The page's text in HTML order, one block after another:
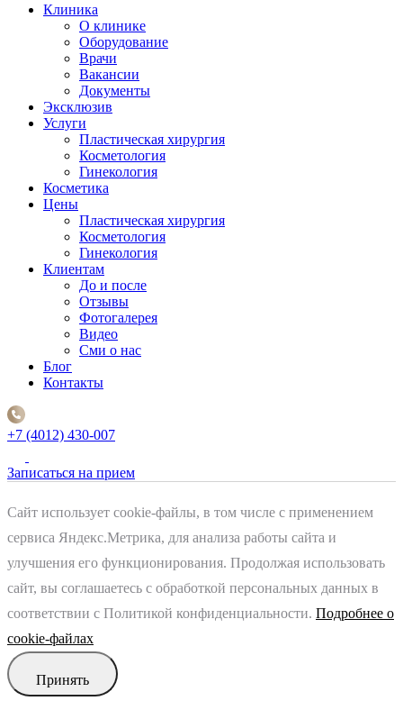
Клиника
О клинике
Оборудование
Врачи
Вакансии
Документы
Эксклюзив
Услуги
Пластическая хирургия
Косметология
Гинекология
Косметика
Цены
Пластическая хирургия
Косметология
Гинекология
Клиентам
До и после
Отзывы
Фотогалерея
Видео
Сми о нас
Блог
Контакты
+7 (4012) 430-007
Записаться на прием
Сайт использует cookie-файлы, в том числе с применением
сервиса Яндекс.Метрика, для анализа работы сайта и
улучшения его функционирования. Продолжая использовать
сайт, вы соглашаетесь с обработкой персональных данных в
соответствии с Политикой конфиденциальности. Подробнее о
cookie-файлах
Принять